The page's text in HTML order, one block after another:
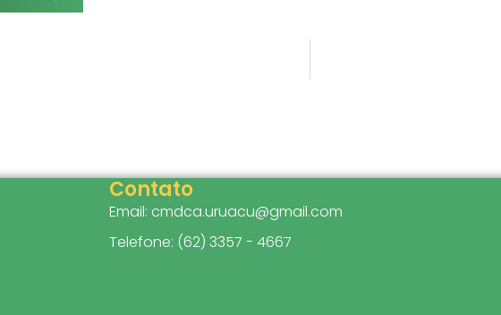
Contato
Email: cmdca.uruacu@gmail.com
Telefone: (62) 3357 - 4667